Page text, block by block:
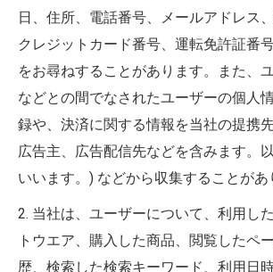
日、住所、電話番号、メールアドレス
クレジットカード番号、運転免許証番
をお尋ねすることがあります。また、
などとの間でなされたユーザーの個人
録や、決済に関する情報を当社の提携先
広告主、広告配信先などを含みます。
いいます。) などから収集することがあ
2. 当社は、ユーザーについて、利用し
トウエア、購入した商品、閲覧したペ
歴、検索した検索キーワード、利用日